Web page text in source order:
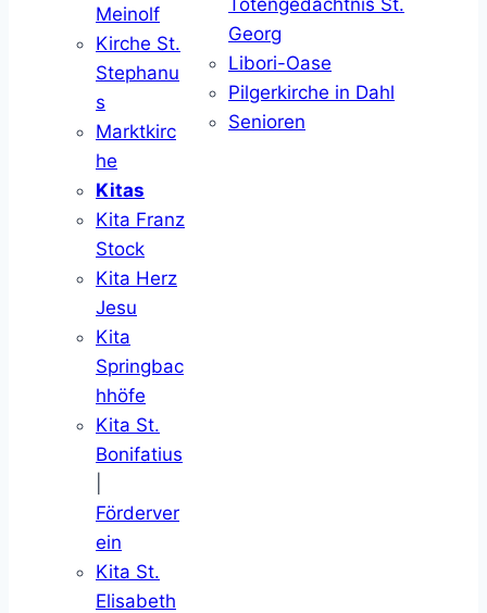
Meinolf
Kirche St.
Stephanu
s
Marktkirc
he
Kitas
Kita Franz
Stock
Kita Herz
Jesu
Kita
Springbac
hhöfe
Kita St.
Bonifatius
Förderver
ein
Kita St.
Elisabeth
Totengedächtnis St.
Georg
Libori-Oase
Pilgerkirche in Dahl
Senioren